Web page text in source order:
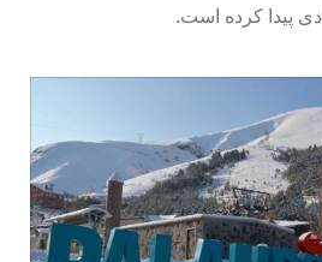
پیدا کرده است.